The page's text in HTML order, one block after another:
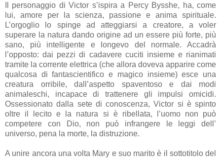
Il personaggio di Victor s’ispira a Percy Bysshe, ha, come
lui, amore per la scienza, passione e anima spirituale.
L’orgoglio lo spinge ad atteggiarsi a creatore, a voler
superare la natura dando origine ad un essere più forte, più
sano, più intelligente e longevo del normale. Accadrà
l’opposto: dai pezzi di cadavere cuciti insieme e rianimati
tramite la corrente elettrica (che allora doveva apparire come
qualcosa di fantascientifico e magico insieme) esce una
creatura orribile, dall’aspetto spaventoso e dai modi
animaleschi, incapace di trattenere gli impulsi omicidi.
Ossessionato dalla sete di conoscenza, Victor si è spinto
oltre il lecito e la natura si è ribellata, l’uomo non può
competere con Dio, non può infrangere le leggi dell’
universo, pena la morte, la distruzione.
A unire ancora una volta Mary e suo marito è il sottotitolo del